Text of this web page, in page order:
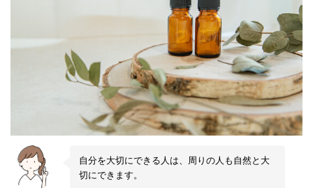
自分を大切にできる人は、周りの人も自然と大
切にできます。